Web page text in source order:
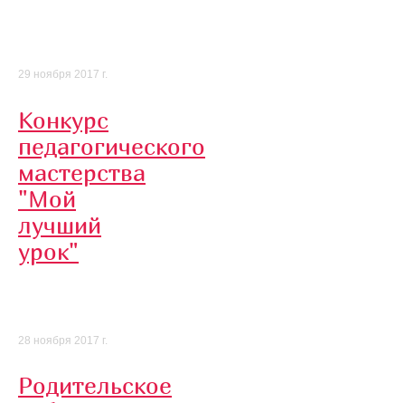
29 ноября 2017 г.
Конкурс
педагогического
мастерства
"Мой
лучший
урок"
28 ноября 2017 г.
Родительское